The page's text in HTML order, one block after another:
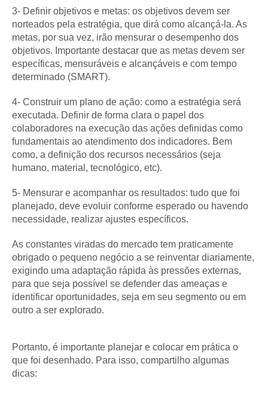
3- Definir objetivos e metas: os objetivos devem ser
norteados pela estratégia, que dirá como alcançá-la. As
metas, por sua vez, irão mensurar o desempenho dos
objetivos. Importante destacar que as metas devem ser
específicas, mensuráveis e alcançáveis e com tempo
determinado (SMART).
4- Construir um plano de ação: como a estratégia será
executada. Definir de forma clara o papel dos
colaboradores na execução das ações definidas como
fundamentais ao atendimento dos indicadores. Bem
como, a definição dos recursos necessários (seja
humano, material, tecnológico, etc).
5- Mensurar e acompanhar os resultados: tudo que foi
planejado, deve evoluir conforme esperado ou havendo
necessidade, realizar ajustes específicos.
As constantes viradas do mercado tem praticamente
obrigado o pequeno negócio a se reinventar diariamente,
exigindo uma adaptação rápida às pressões externas,
para que seja possível se defender das ameaças e
identificar oportunidades, seja em seu segmento ou em
outro a ser explorado.
Portanto, é importante planejar e colocar em prática o
que foi desenhado. Para isso, compartilho algumas
dicas: